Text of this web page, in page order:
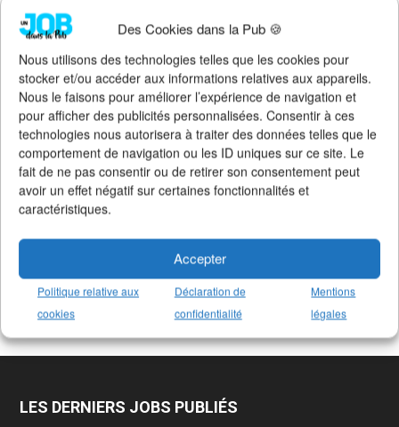
Des Cookies dans la Pub 🍪
Nous utilisons des technologies telles que les cookies pour
stocker et/ou accéder aux informations relatives aux appareils.
Nous le faisons pour améliorer l’expérience de navigation et
pour afficher des publicités personnalisées. Consentir à ces
technologies nous autorisera à traiter des données telles que le
comportement de navigation ou les ID uniques sur ce site. Le
fait de ne pas consentir ou de retirer son consentement peut
avoir un effet négatif sur certaines fonctionnalités et
caractéristiques.
Accepter
Politique relative aux
cookies
Déclaration de
confidentialité
Mentions
légales
Un Job dans la Pub en 3 chiffres clés
+19414 offres d'emploi
+2165 agenceset annonceurs
+187 métiers
LES DERNIERS JOBS PUBLIÉS